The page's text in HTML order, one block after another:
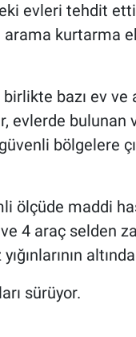
evleri tehdit
kurtarma
bazı ev
evlerde bulunan
bölgelere
ölçüde maddi
4 araç selden
sürüyor.